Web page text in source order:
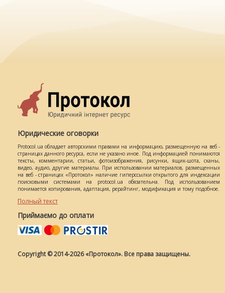
Юридические оговорки
Protocol.ua обладает авторскими правами на информацию, размещенную на веб -
страницах данного ресурса, если не указано иное. Под информацией понимаются
тексты, комментарии, статьи, фотоизображения, рисунки, ящик-шота, сканы,
видео, аудио, другие материалы. При использовании материалов, размещенных
на веб - страницах «Протокол» наличие гиперссылки открытого для индексации
поисковыми системами на protocol.ua обязательна. Под использованием
понимается копирования, адаптация, рерайтинг, модификация и тому подобное.
Полный текст
Приймаємо до оплати
Copyright © 2014-2026 «Протокол». Все права защищены.